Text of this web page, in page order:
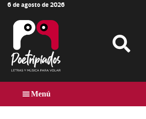
6 de agosto de 2026
MÚSICA
PARA
Menú